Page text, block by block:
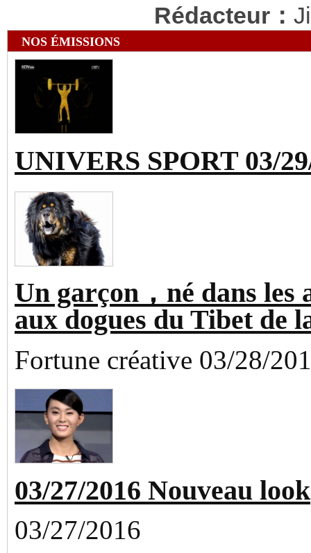
Rédacteur：
NOS ÉMISSIONS
UNIVERS SPORT 03/
Un garçon，né dans les
aux dogues du Tibet de
Fortune créative 03/28/
03/27/2016 Nouveau look
03/27/2016